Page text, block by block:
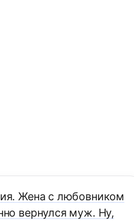
Жена с любовником
вернулся муж. Ну,